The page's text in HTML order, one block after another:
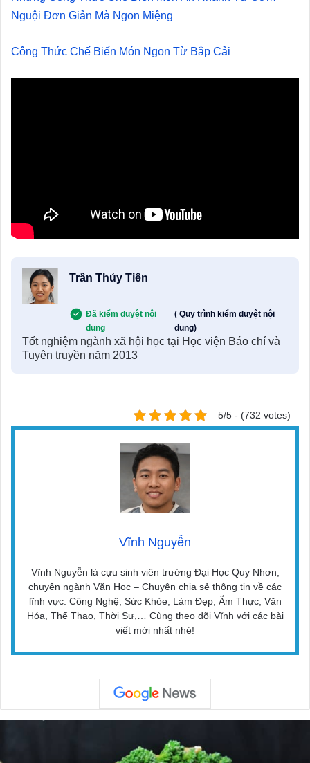
Nguội Đơn Giản Mà Ngon Miệng
Công Thức Chế Biến Món Ngon Từ Bắp Cải
Trần Thủy Tiên
Đã kiểm duyệt nội
dung
( Quy trình kiểm duyệt nội
dung)
Tốt nghiệm ngành xã hội học tại Học viện Báo chí và
Tuyên truyền năm 2013
5/5 - (732 votes)
Vĩnh Nguyễn
Vĩnh Nguyễn là cựu sinh viên trường Đại Học Quy Nhơn,
chuyên ngành Văn Học – Chuyên chia sẻ thông tin về các
lĩnh vực: Công Nghệ, Sức Khỏe, Làm Đẹp, Ẩm Thực, Văn
Hóa, Thể Thao, Thời Sự,… Cùng theo dõi Vĩnh với các bài
viết mới nhất nhé!